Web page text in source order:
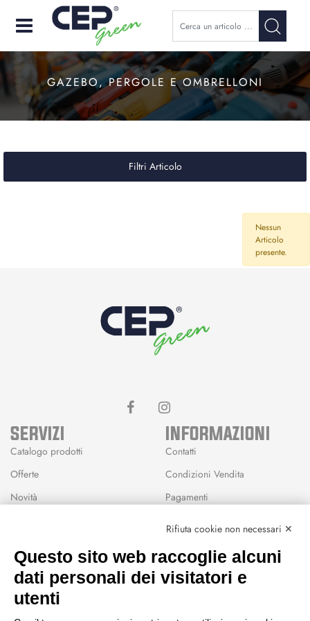
Open
GAZEBO, PERGOLE E OMBRELLONI
Filtri Articolo
Nessun
Articolo
presente.
SERVIZI
Catalogo prodotti
Offerte
Novità
Wishlist
INFORMAZIONI
Contatti
Condizioni Vendita
Pagamenti
CEP GREEN
Rifiuta cookie non necessari ✕
Questo sito web raccoglie alcuni
dati personali dei visitatori e
utenti